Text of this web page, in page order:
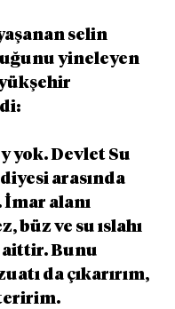
selin
yineleyen
yok. Devlet Su
arasında
alanı
büz ve su ıslahı
aittir. Bunu
da çıkarırım,